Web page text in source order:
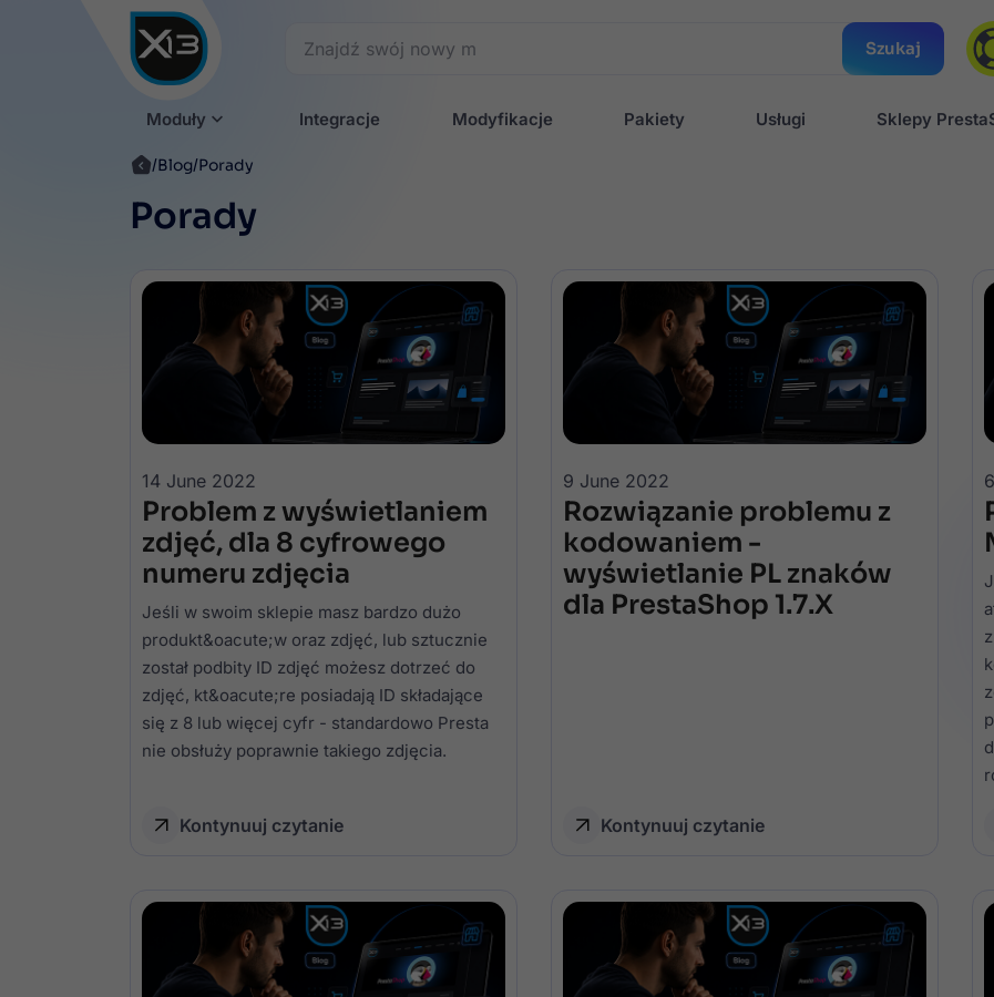
Szukaj
Moduły Integracje Modyfikacje Pakiety Usługi Sklepy
Blog Porady
Porady
14 June 2022
Problem z wyświetlaniem
zdjęć, dla 8 cyfrowego
numeru zdjęcia
Jeśli w swoim sklepie masz bardzo dużo
produkt&oacute;w oraz zdjęć, lub sztucznie
został podbity ID zdjęć możesz dotrzeć do
zdjęć, kt&oacute;re posiadają ID składające
się z 8 lub więcej cyfr - standardowo Presta
nie obsłuży poprawnie takiego zdjęcia.
Kontynuuj czytanie
9 June 2022
Rozwiązanie problemu z
kodowaniem -
wyświetlanie PL znaków
dla PrestaShop 1.7.X
Kontynuuj czytanie